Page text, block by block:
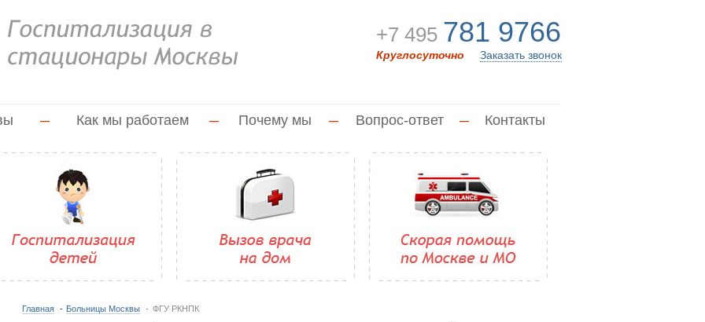
+7 495 781 9766
Круглосуточно Заказать звонок
— Как мы работаем — Почему мы — Вопрос-ответ — Контакты
Главная Больницы Москвы ФГУ РКНПК